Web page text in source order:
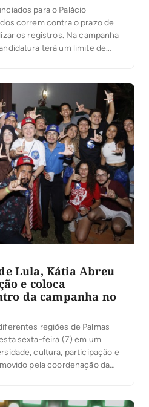
para o Palácio
correm contra o prazo de
os registros. Na campanha
terá um limite de
ao governo do […]
Lula, Kátia Abreu
e coloca
da campanha no
regiões de Palmas
sexta-feira (7) em um
cultura, participação e
pela coordenação da
Palmas em torno de […]